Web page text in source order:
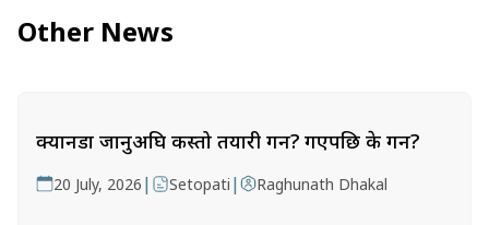
Other News
क्यानडा जानुअघि कस्तो तयारी गर्ने? गएपछि के गर्ने?
20 July, 2026 | Setopati | Raghunath Dhakal